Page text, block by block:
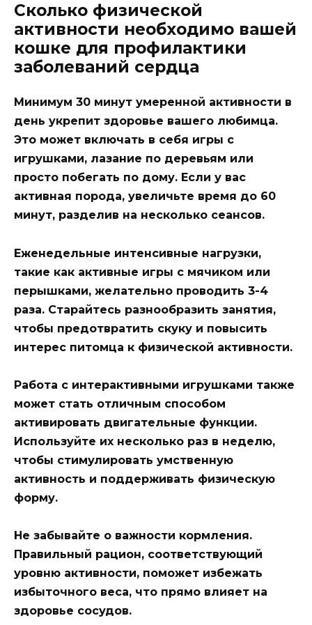
Сколько физической
активности необходимо вашей
кошке для профилактики
заболеваний сердца
Минимум 30 минут умеренной активности в
день укрепит здоровье вашего любимца.
Это может включать в себя игры с
игрушками, лазание по деревьям или
просто побегать по дому. Если у вас
активная порода, увеличьте время до 60
минут, разделив на несколько сеансов.
Еженедельные интенсивные нагрузки,
такие как активные игры с мячиком или
перышками, желательно проводить 3-4
раза. Старайтесь разнообразить занятия,
чтобы предотвратить скуку и повысить
интерес питомца к физической активности.
Работа с интерактивными игрушками также
может стать отличным способом
активировать двигательные функции.
Используйте их несколько раз в неделю,
чтобы стимулировать умственную
активность и поддерживать физическую
форму.
Не забывайте о важности кормления.
Правильный рацион, соответствующий
уровню активности, поможет избежать
избыточного веса, что прямо влияет на
здоровье сосудов.